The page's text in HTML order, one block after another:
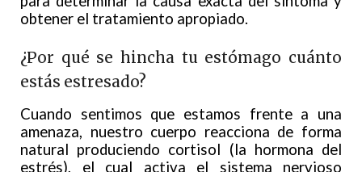
obtener el tratamiento apropiado.
¿Por qué se hincha tu estómago cuánto
estás estresado?
Cuando sentimos que estamos frente a una
amenaza, nuestro cuerpo reacciona de forma
natural produciendo cortisol (la hormona del
estrés), el cual activa el sistema nervioso